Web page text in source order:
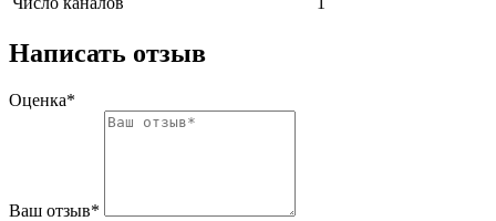
Написать отзыв
Оценка*
Ваш отзыв*